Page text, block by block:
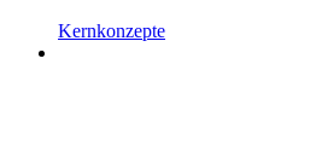
Kernkonzepte